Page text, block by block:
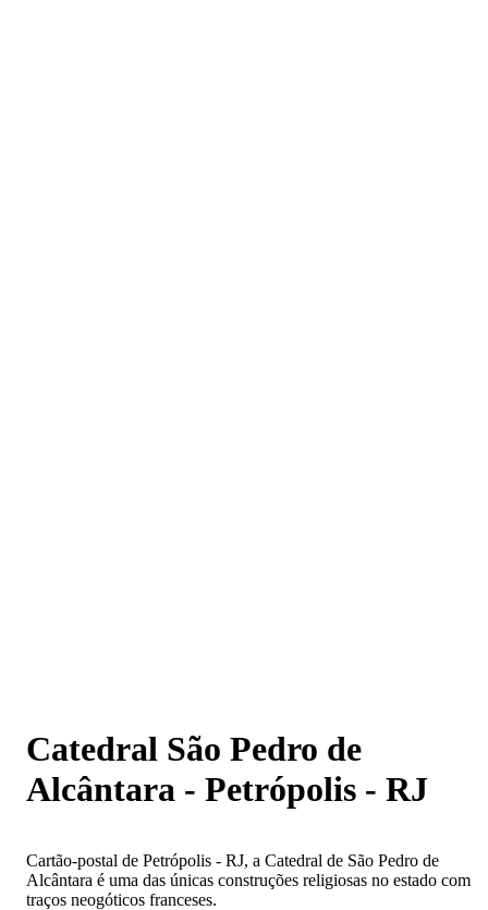
Catedral São Pedro de
Alcântara - Petrópolis - RJ
Cartão-postal de Petrópolis - RJ, a Catedral de São Pedro de
Alcântara é uma das únicas construções religiosas no estado com
traços neogóticos franceses.